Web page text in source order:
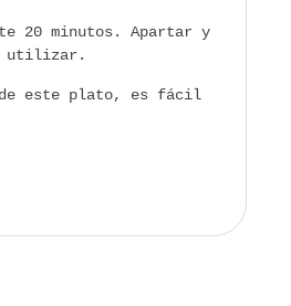
20 minutos. Apartar y
utilizar.
este plato, es fácil